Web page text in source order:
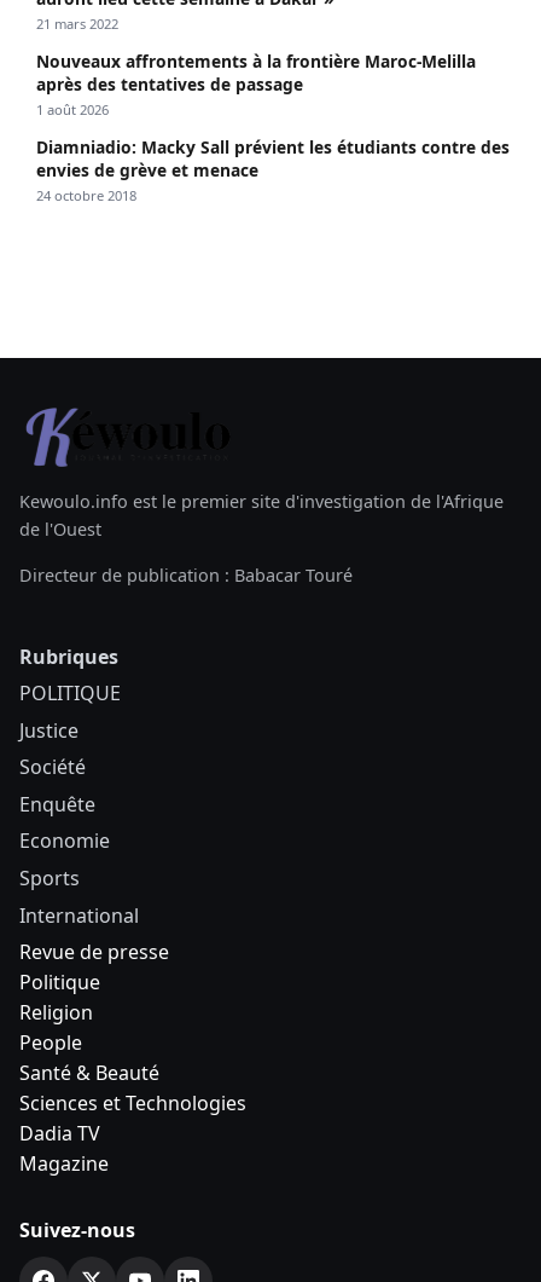
21 mars 2022
Nouveaux affrontements à la frontière Maroc-Melilla
après des tentatives de passage
1 août 2026
Diamniadio: Macky Sall prévient les étudiants contre des
envies de grève et menace
24 octobre 2018
Kewoulo.info est le premier site d'investigation de l'Afrique
de l'Ouest
Directeur de publication : Babacar Touré
Rubriques
POLITIQUE
Justice
Société
Enquête
Economie
Sports
International
Revue de presse
Politique
Religion
People
Santé & Beauté
Sciences et Technologies
Dadia TV
Magazine
Suivez-nous